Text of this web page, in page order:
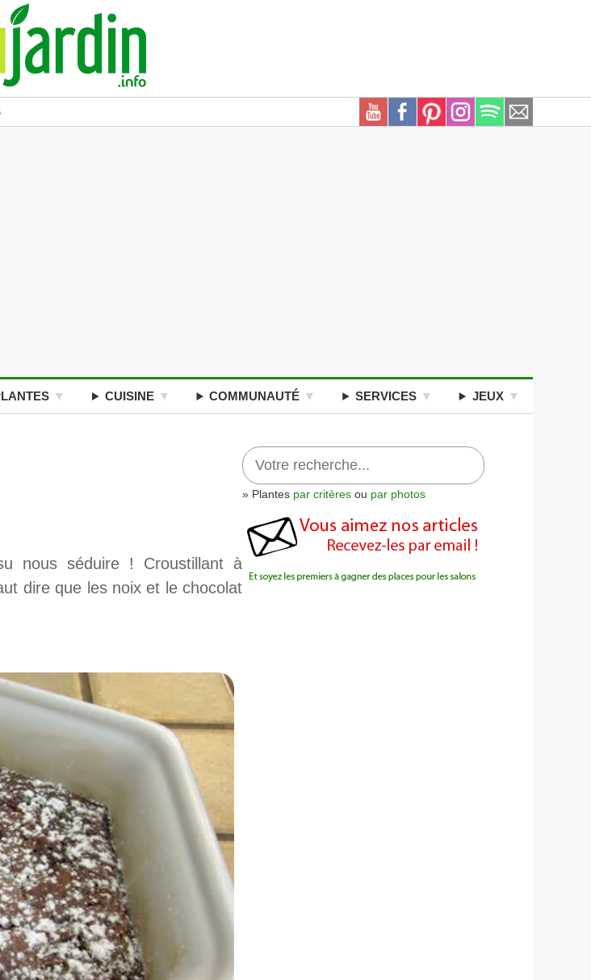
CUISINE COMMUNAUTÉ SERVICES JEUX
nous séduire ! Croustillant à
dire que les noix et le chocolat
» Plantes par critères ou par photos